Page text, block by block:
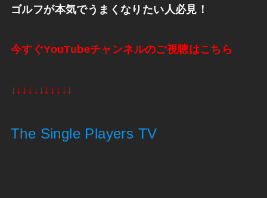
ゴルフが本気でうまくなりたい人必見！
今すぐYouTubeチャンネルのご視聴はこちら
↓↓↓↓↓↓↓↓↓↓↓
The Single Players TV